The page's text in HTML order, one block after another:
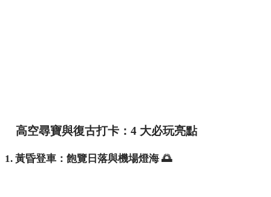
高空尋寶與復古打卡：4 大必玩亮點
1. 黃昏登車：飽覽日落與機場燈海 🌅